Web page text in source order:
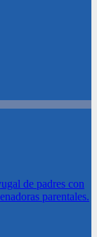
de padres con
parentales.